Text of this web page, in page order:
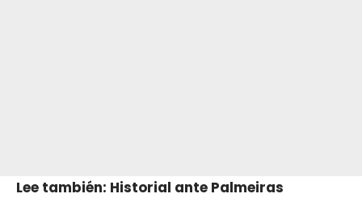
Lee también: Historial ante Palmeiras